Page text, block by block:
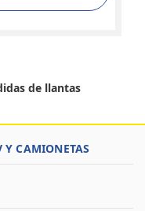
de llantas
Y CAMIONETAS